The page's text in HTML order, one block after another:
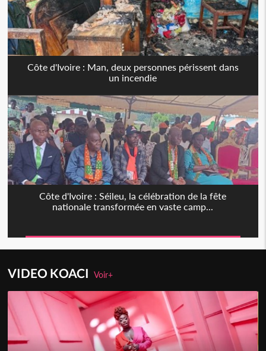
Côte d'Ivoire : Man, deux personnes périssent dans
un incendie
Côte d'Ivoire : Séileu, la célébration de la fête
nationale transformée en vaste camp...
VIDEO KOACIVoir+